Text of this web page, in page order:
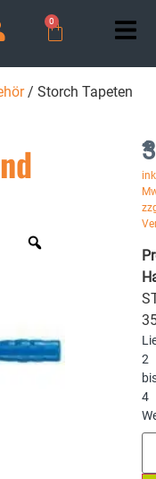
0
/ Storch Tapeten
*
2
4